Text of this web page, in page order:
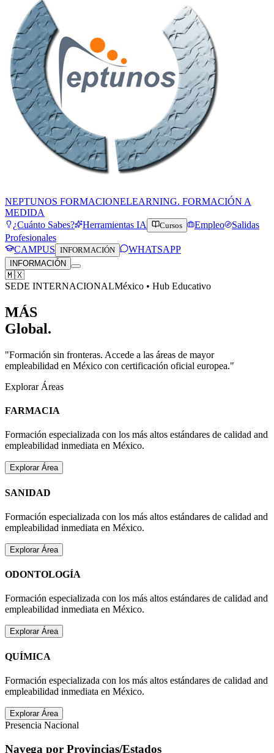
NEPTUNOS FORMACIONELEARNING. FORMACIÓN A
MEDIDA
¿Cuánto Sabes?
Herramientas IA Cursos Empleo
Salidas
Profesionales
CAMPUS INFORMACIÓN WHATSAPP
INFORMACIÓN
🇲🇽
SEDE INTERNACIONALMéxico • Hub Educativo
MÁS
Global.
"Formación sin fronteras. Accede a las áreas de mayor
empleabilidad en México con certificación oficial europea."
Explorar Áreas
FARMACIA
Formación especializada con los más altos estándares de calidad and
empleabilidad inmediata en México.
Explorar Área
SANIDAD
Formación especializada con los más altos estándares de calidad and
empleabilidad inmediata en México.
Explorar Área
ODONTOLOGÍA
Formación especializada con los más altos estándares de calidad and
empleabilidad inmediata en México.
Explorar Área
QUÍMICA
Formación especializada con los más altos estándares de calidad and
empleabilidad inmediata en México.
Explorar Área
Presencia Nacional
Navega por Provincias/Estados